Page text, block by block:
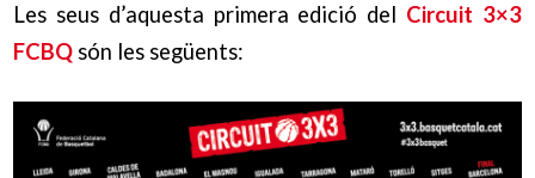
Les seus d’aquesta primera edició del Circuit 3×3
FCBQ són les següents: